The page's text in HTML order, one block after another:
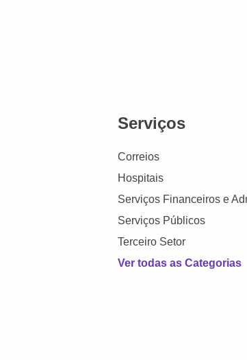
Serviços
Correios
Hospitais
Serviços Financeiros e
Serviços Públicos
Terceiro Setor
Ver todas as Categorias